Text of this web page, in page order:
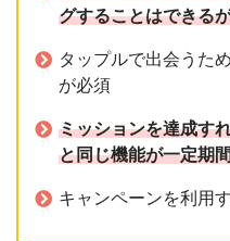
グすることはできる
タップルで出会うた
が必須
ミッションを達成す
と同じ機能が一定期
キャンペーンを利用